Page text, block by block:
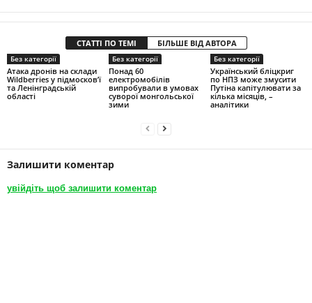
СТАТТІ ПО ТЕМІ БІЛЬШЕ ВІД АВТОРА
Без категорії
Атака дронів на склади
Wildberries у підмосков’ї
та Ленінградській
області
Без категорії
Понад 60
електромобілів
випробували в умовах
суворої монгольської
зими
Без категорії
Український бліцкриг
по НПЗ може змусити
Путіна капітулювати за
кілька місяців, –
аналітики
Залишити коментар
увійдіть щоб залишити коментар